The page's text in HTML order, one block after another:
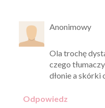
Anonimowy
Ola trochę
czego
dłonie a skórki
Odpowiedz